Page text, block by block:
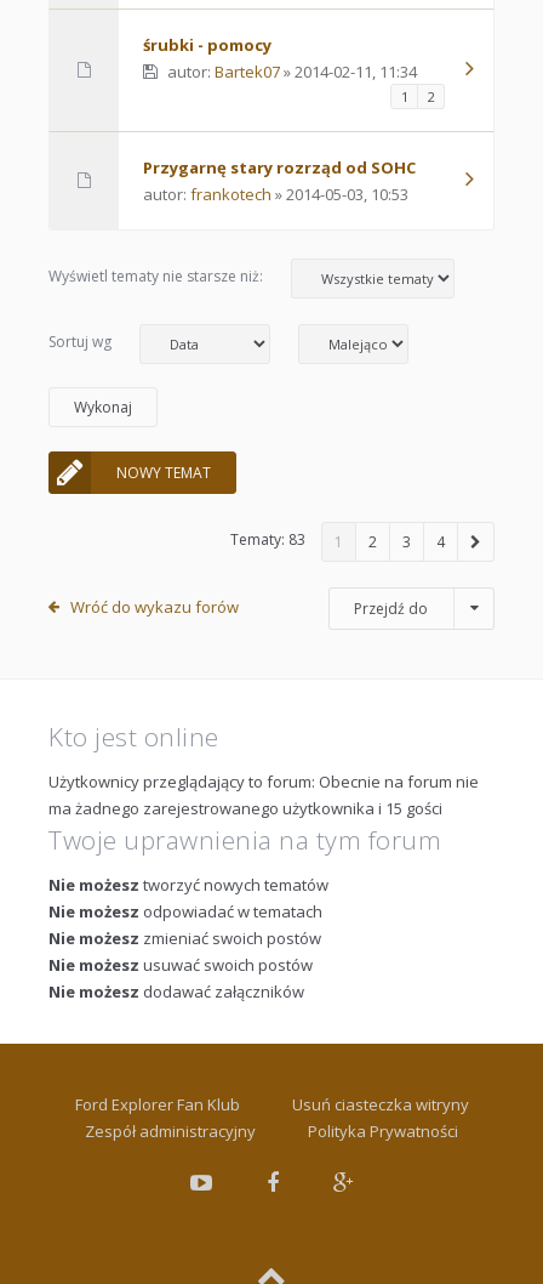
śrubki - pomocy
autor: Bartek07» 2014-02-11, 11:34
1 2
Przygarnę stary rozrząd od SOHC
autor: frankotech » 2014-05-03, 10:53
Wyświetl tematy nie starsze niż:
Sortuj wg
NOWY TEMAT
Tematy: 83 1 2 3 4
Wróć do wykazu forów Przejdź do
Kto jest online
Użytkownicy przeglądający to forum: Obecnie na forum nie
ma żadnego zarejestrowanego użytkownika i 15 gości
Twoje uprawnienia na tym forum
Nie możesz tworzyć nowych tematów
Nie możesz odpowiadać w tematach
Nie możesz zmieniać swoich postów
Nie możesz usuwać swoich postów
Nie możesz dodawać załączników
Ford Explorer Fan Klub
Usuń ciasteczka witryny
Zespół administracyjny
Polityka Prywatności